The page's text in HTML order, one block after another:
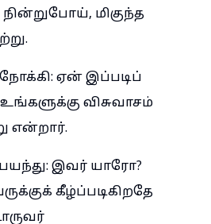
மிகுந்த
ஏன் இப்படிப்
விசுவாசம்
என்றார்.
இவர் யாரோ?
கீழ்ப்படிகிறதே